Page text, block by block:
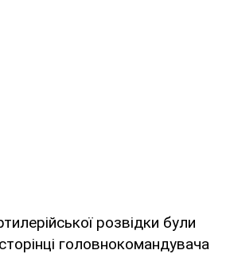
розвідки були
головнокомандувача